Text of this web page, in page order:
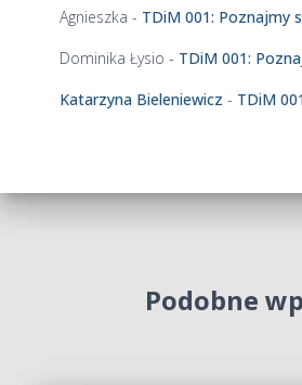
Agnieszka - TDiM 001: Poznajmy
Dominika Łysio - TDiM 001:
Katarzyna Bieleniewicz - TDiM
Podobne